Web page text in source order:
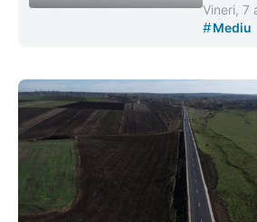
Vineri, 7
#Mediu